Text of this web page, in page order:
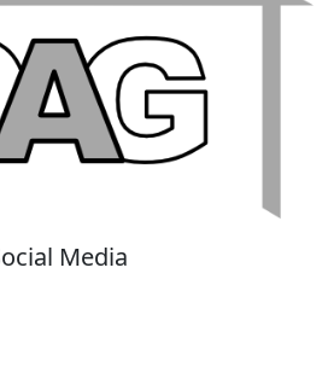
Media